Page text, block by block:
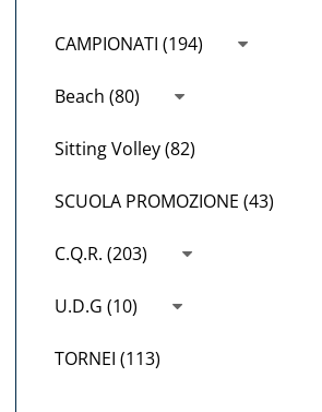
CAMPIONATI (194)
Beach (80)
Sitting Volley (82)
SCUOLA PROMOZIONE (43)
C.Q.R. (203)
U.D.G (10)
TORNEI (113)